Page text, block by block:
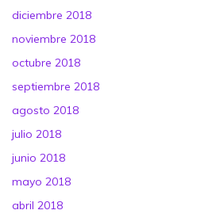
diciembre 2018
noviembre 2018
octubre 2018
septiembre 2018
agosto 2018
julio 2018
junio 2018
mayo 2018
abril 2018